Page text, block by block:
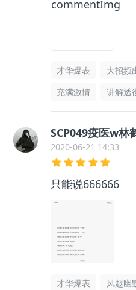
才华爆表 大招频
充满激情
讲解透
SCP049疫医w林
2020-06-21 14:33
只能说666666
才华爆表 风趣幽